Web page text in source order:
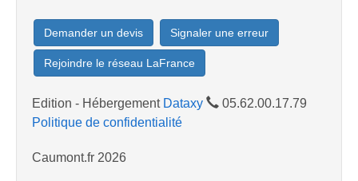
Demander un devis Signaler une erreur
Rejoindre le réseau LaFrance
Edition - Hébergement Dataxy
05.62.00.17.79
Politique de confidentialité
Caumont.fr 2026